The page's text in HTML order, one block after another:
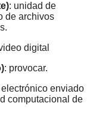
: unidad de
de archivos
digital
: provocar.
enviado
computacional de